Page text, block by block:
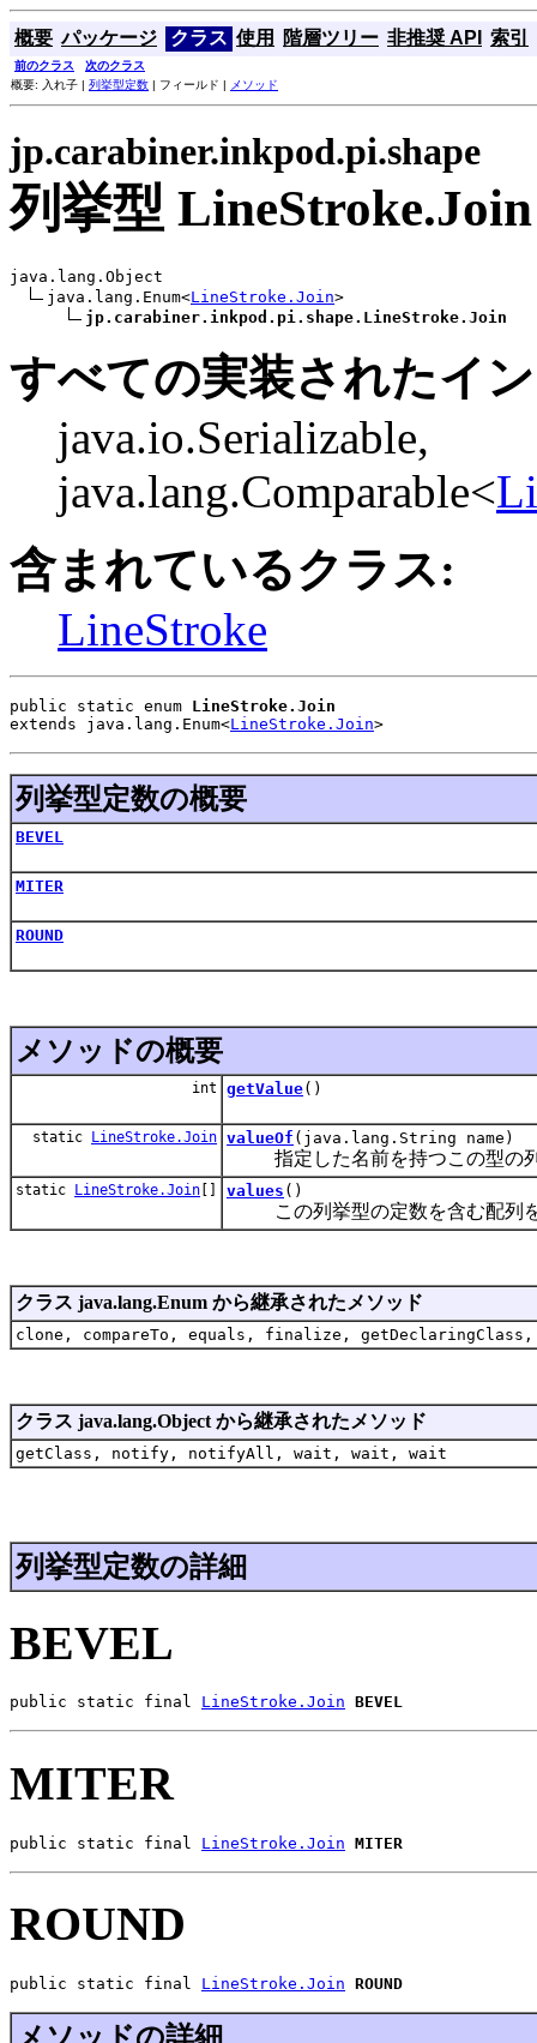
概要 パッケージ クラス 使用 階層ツリー 非推奨 API 索引
前のクラス
次のクラス
概要: 入れ子 | 列挙型定数 | フィールド | メソッド
jp.carabiner.inkpod.pi.shape
列挙型 LineStroke.Join
java.lang.Object
java.lang.Enum<LineStroke.Join>
jp.carabiner.inkpod.pi.shape.LineStroke.Join
すべての実装されたイ
java.io.Serializable,
java.lang.Comparable<
含まれているクラス:
LineStroke
public static enum LineStroke.Join
extends java.lang.Enum<LineStroke.Join>
列挙型定数の概要
BEVEL
MITER
ROUND
メソッドの概要
int getValue()
static LineStroke.Join valueOf (java.lang.String name)
指定した名前を持つこの型の列
static LineStroke.Join [] values ()
この列挙型の定数を含む配列を
クラス java.lang.Enum から継承されたメソッド
clone, compareTo, equals, finalize,
クラス java.lang.Object から継承されたメソッド
getClass, notify, notifyAll, wait, wait, wait
列挙型定数の詳細
BEVEL
public static final LineStroke.Join BEVEL
MITER
public static final LineStroke.Join MITER
ROUND
public static final LineStroke.Join ROUND